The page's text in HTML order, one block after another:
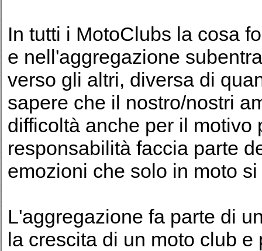
In tutti i MotoClubs la cosa
e nell'aggregazione
verso gli altri, diversa di
sapere che il nostro/nostri
difficoltà anche per il motivo
responsabilità faccia parte
emozioni che solo in moto
L'aggregazione fa parte di
la crescita di un moto club